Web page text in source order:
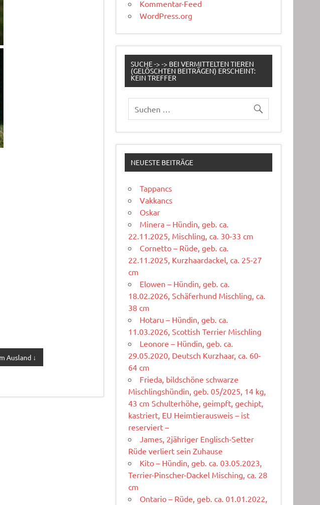
Ausland ↓
Kommentar-Feed
WordPress.org
SUCHE -> -> BEI VERMITTELTEN TIEREN
(GELÖSCHTEN BEITRÄGEN) ERSCHEINT:
KEIN TREFFER
NEUESTE BEITRÄGE
Tappancs
Vakkancs
Oskar
Minera – Hündin, geb. ca.
22.11.2025, Mischling, ca. 30-33 cm
Cornetto – Rüde, geb. ca.
22.11.2025, Kurzhaardackel, ca. 25-27
cm
Elowen – Hündin, geb. ca.
18.02.2026, Schäferhund Mischling, ca.
38 cm
Hotaru – Hündin, geb. ca.
11.03.2026, Scottish Terrier Mischling
Leonore – Hündin, geb. ca.
29.05.2020, Deutsch Kurzhaar, ca. 60-
64 cm
Frieda, bildschöne schwarze
Mischlingshündin, geb. 05/2025, 14 kg,
43 cm Schulterhöhe, geimpft, gechipt,
kastriert, EU Heimtierausweis – ist
reserviert –
James, 2jähriger Englisch-Setter
Rüde verliert sein Zuhause
Kito – Hündin, geb. ca. 03.05.2023,
Terrier-Pinscher-Dackel Misching, ca. 28
cm
Ontario – Rüde, geb. ca. 01.01.2022,